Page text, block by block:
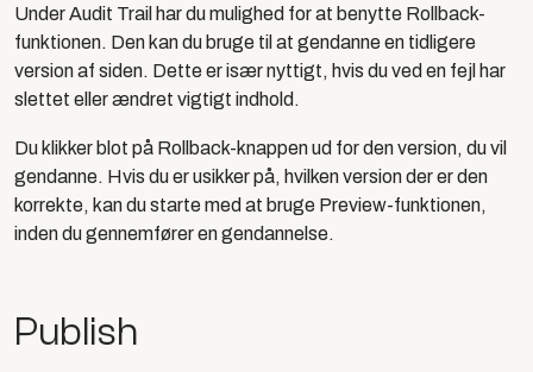
Under Audit Trail har du mulighed for at benytte Rollback-
funktionen. Den kan du bruge til at gendanne en tidligere
version af siden. Dette er især nyttigt, hvis du ved en fejl har
slettet eller ændret vigtigt indhold.
Du klikker blot på Rollback-knappen ud for den version, du vil
gendanne. Hvis du er usikker på, hvilken version der er den
korrekte, kan du starte med at bruge Preview-funktionen,
inden du gennemfører en gendannelse.
Publish